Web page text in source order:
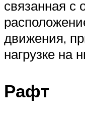
связанная с
движения,
нагрузке на
Рафт